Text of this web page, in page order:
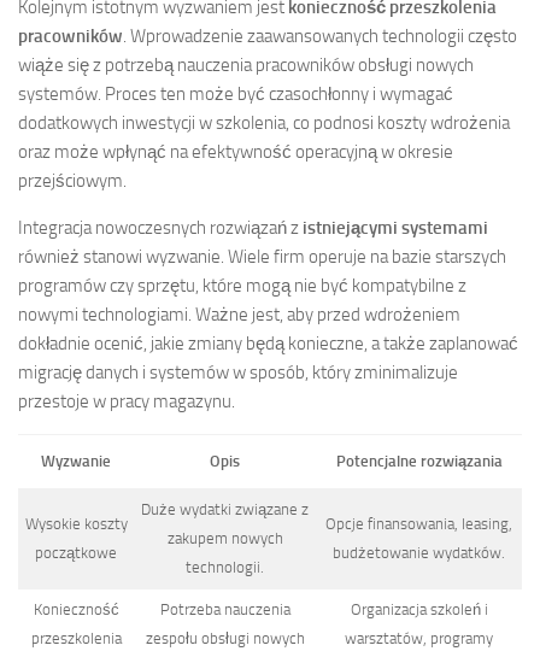
Kolejnym istotnym wyzwaniem jest konieczność przeszkolenia
pracowników. Wprowadzenie zaawansowanych technologii często
wiąże się z potrzebą nauczenia pracowników obsługi nowych
systemów. Proces ten może być czasochłonny i wymagać
dodatkowych inwestycji w szkolenia, co podnosi koszty wdrożenia
oraz może wpłynąć na efektywność operacyjną w okresie
przejściowym.
Integracja nowoczesnych rozwiązań z istniejącymi systemami
również stanowi wyzwanie. Wiele firm operuje na bazie starszych
programów czy sprzętu, które mogą nie być kompatybilne z
nowymi technologiami. Ważne jest, aby przed wdrożeniem
dokładnie ocenić, jakie zmiany będą konieczne, a także zaplanować
migrację danych i systemów w sposób, który zminimalizuje
przestoje w pracy magazynu.
Wyzwanie Opis Potencjalne rozwiązania
Wysokie koszty
początkowe
Duże wydatki związane z
zakupem nowych
technologii.
Opcje finansowania, leasing,
budżetowanie wydatków.
Konieczność
przeszkolenia
Potrzeba nauczenia
zespołu obsługi nowych
Organizacja szkoleń i
warsztatów, programy